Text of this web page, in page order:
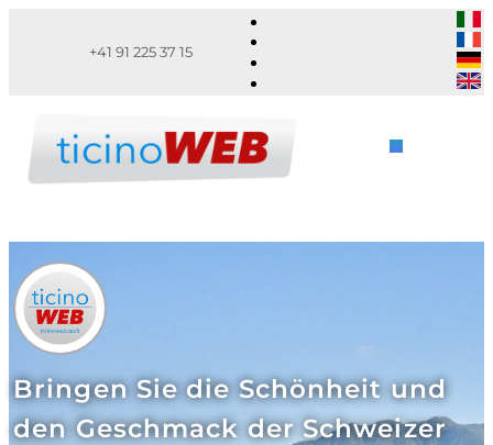
+41 91 225 37 15
Bringen Sie die Schönheit und
den Geschmack der Schweizer